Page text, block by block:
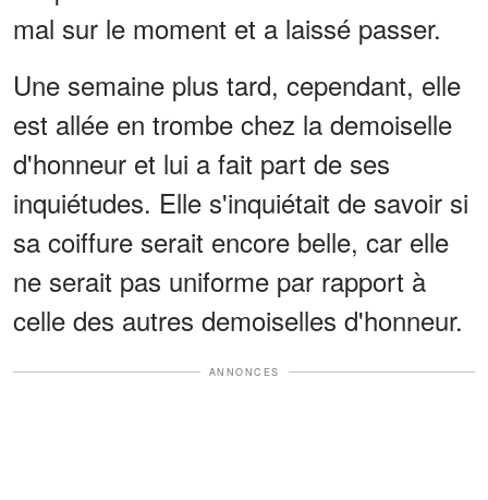
mal sur le moment et a laissé passer.
Une semaine plus tard, cependant, elle
est allée en trombe chez la demoiselle
d'honneur et lui a fait part de ses
inquiétudes. Elle s'inquiétait de savoir si
sa coiffure serait encore belle, car elle
ne serait pas uniforme par rapport à
celle des autres demoiselles d'honneur.
ANNONCES